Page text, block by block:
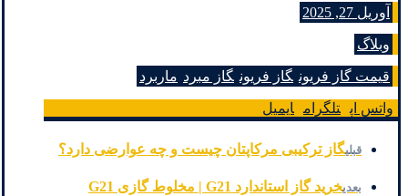
آوریل 27, 2025
وبلاگ
قیمت گاز فریون گاز فریون گاز مبرد ماربرد
واتس اپ تلگرام ایمیل
قبلیگاز ترکیبی مرکاپتان چیست و چه عوارضی دارد؟
بعدیخرید گاز استاندارد G21 | مخلوط گازی G21